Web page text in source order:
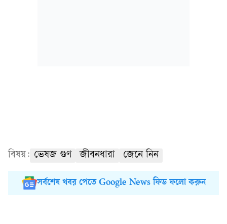
বিষয়: ভেষজ গুণ জীবনধারা জেনে নিন
সর্বশেষ খবর পেতে Google News ফিড ফলো করুন